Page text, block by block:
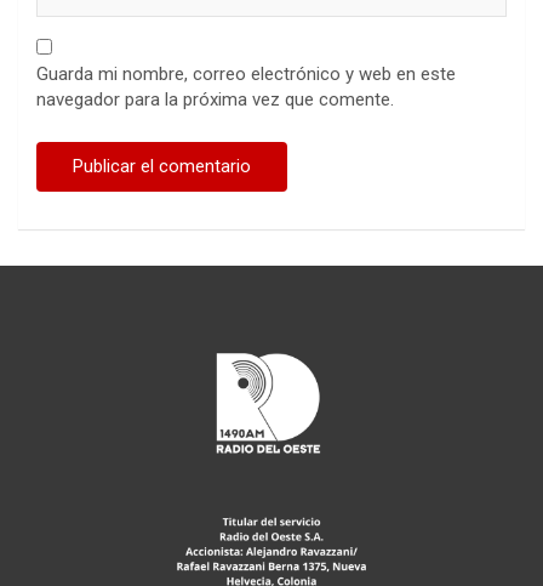
Guarda mi nombre, correo electrónico y web en este
navegador para la próxima vez que comente.